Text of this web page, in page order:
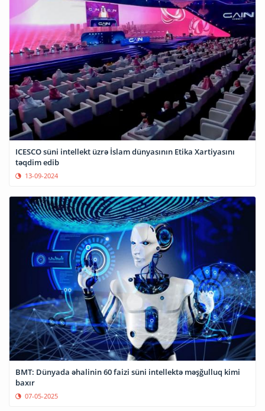
ICESCO süni intellekt üzrə İslam dünyasının Etika Xartiyasını
təqdim edib
13-09-2024
BMT: Dünyada əhalinin 60 faizi süni intellektə məşğulluq kimi
baxır
07-05-2025